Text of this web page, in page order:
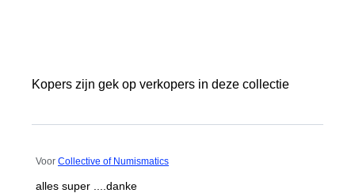
Kopers zijn gek op verkopers in deze collectie
Voor Collective of Numismatics
alles super ....danke